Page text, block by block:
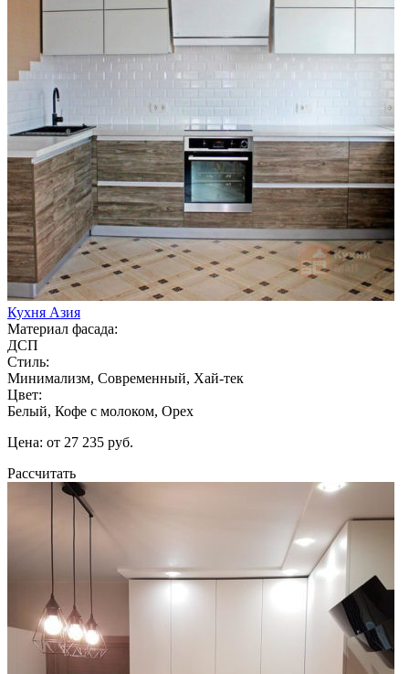
Кухня Азия
Материал фасада:
ДСП
Стиль:
Минимализм, Современный, Хай-тек
Цвет:
Белый, Кофе с молоком, Орех
Цена: от 27 235 руб.
Рассчитать